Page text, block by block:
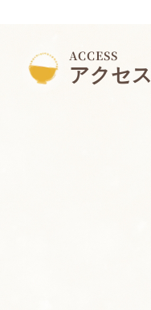
ACCESS
アクセス